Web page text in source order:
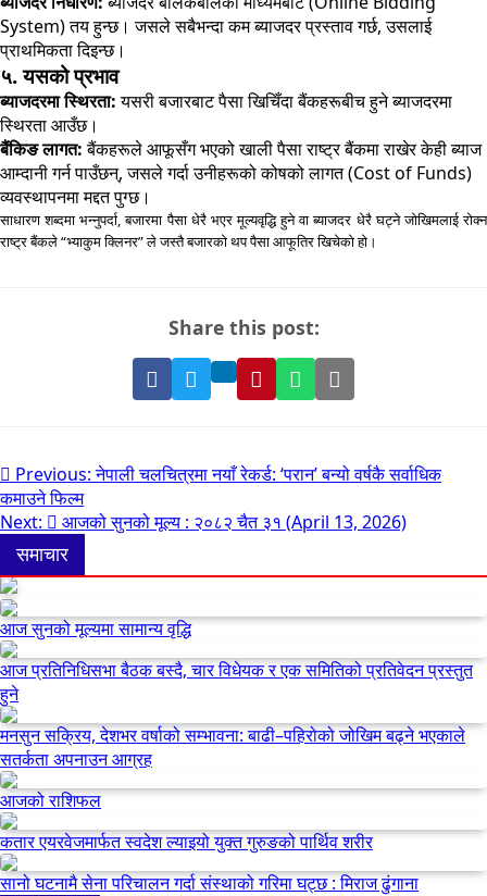
System) तय हुन्छ। जसले सबैभन्दा कम ब्याजदर प्रस्ताव गर्छ, उसलाई
प्राथमिकता दिइन्छ।
५. यसको प्रभाव
ब्याजदरमा स्थिरता:यसरी बजारबाट पैसा खिचिँदा बैंकहरूबीच हुने ब्याजदरमा
स्थिरता आउँछ।
बैंकिङ लागत:बैंकहरूले आफूसँग भएको खाली पैसा राष्ट्र बैंकमा राखेर केही ब्याज
आम्दानी गर्न पाउँछन्, जसले गर्दा उनीहरूको कोषको लागत (Cost of Funds)
व्यवस्थापनमा मद्दत पुग्छ।
साधारण शब्दमा भन्नुपर्दा, बजारमा पैसा धेरै भएर मूल्यवृद्धि हुने वा ब्याजदर धेरै घट्ने जोखिमलाई रोक्न
राष्ट्र बैंकले “भ्याकुम क्लिनर” ले जस्तै बजारको थप पैसा आफूतिर खिचेको हो।
Share this post:
Share
on
Share
on
Share
on
Pin
it
Share
on via
Post
navigation
Previous: नेपाली चलचित्रमा नयाँ रेकर्ड: ‘परान’ बन्यो वर्षकै सर्वाधिक
कमाउने फिल्म
Next:
आजको सुनको मूल्य : २०८२ चैत ३१ (April 13, 2026)
समाचार
आज सुनको मूल्यमा सामान्य वृद्धि
आज प्रतिनिधिसभा बैठक बस्दै, चार विधेयक र एक समितिको प्रतिवेदन प्रस्तुत
हुने
मनसुन सक्रिय, देशभर वर्षाको सम्भावना: बाढी–पहिरोको जोखिम बढ्ने भएकाले
सतर्कता अपनाउन आग्रह
आजको राशिफल
कतार एयरवेजमार्फत स्वदेश ल्याइयो युक्त गुरुङको पार्थिव शरीर
सानो घटनामै सेना परिचालन गर्दा संस्थाको गरिमा घट्छ : मिराज ढुंगाना